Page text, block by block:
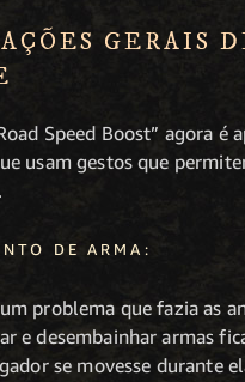
GERAIS
Speed Boost” agora é
usam gestos que
DE ARMA:
problema que fazia as
e desembainhar armas
se movesse durante